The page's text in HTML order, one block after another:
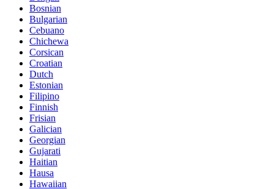
Bosnian
Bulgarian
Cebuano
Chichewa
Corsican
Croatian
Dutch
Estonian
Filipino
Finnish
Frisian
Galician
Georgian
Gujarati
Haitian
Hausa
Hawaiian